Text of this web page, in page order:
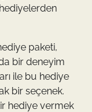
paketi,
bir deneyim
ile bu hediye
bir seçenek.
hediye vermek